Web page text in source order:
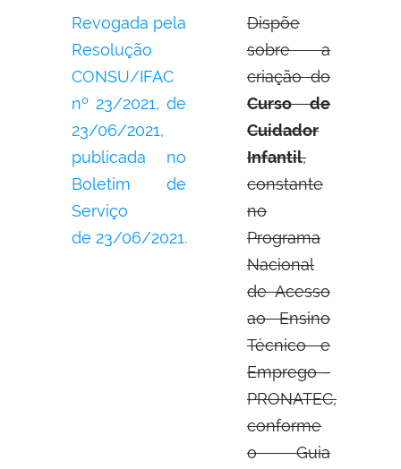
Revogada pela
Resolução
CONSU/IFAC
nº 23/2021, de
23/06/2021,
publicada no
Boletim de
Serviço
de 23/06/2021.
Dispõe
sobre a
criação do
Curso de
Cuidador
Infantil,
constante
no
Programa
Nacional
de Acesso
ao Ensino
Técnico e
Emprego -
PRONATEC,
conforme
o Guia